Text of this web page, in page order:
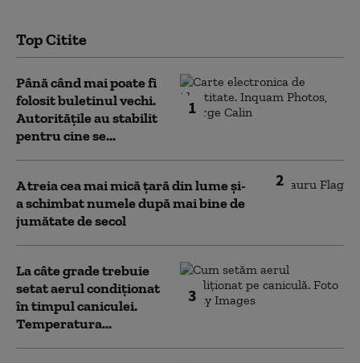
Top Citite
1
Până când mai poate fi
folosit buletinul vechi.
Autoritățile au stabilit
pentru cine se...
2
A treia cea mai mică țară din lume și-
a schimbat numele după mai bine de
jumătate de secol
3
La câte grade trebuie
setat aerul condiționat
în timpul caniculei.
Temperatura...